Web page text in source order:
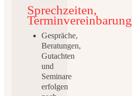
Sprechzeiten,
Terminvereinbarung
Gespräche,
Beratungen,
Gutachten
und
Seminare
erfolgen